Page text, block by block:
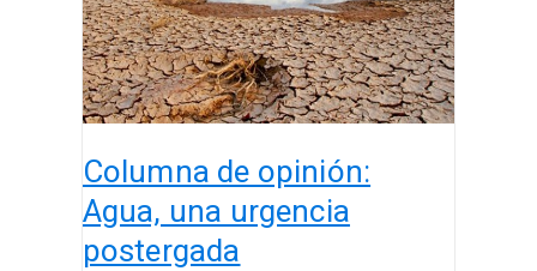
​Columna de opinión:
Agua, una urgencia
postergada
una
urgencia
postergada